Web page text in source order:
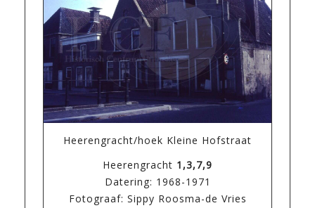
Heerengracht/hoek Kleine Hofstraat
Heerengracht 1,3,7,9
Datering: 1968-1971
Fotograaf: Sippy Roosma-de Vries